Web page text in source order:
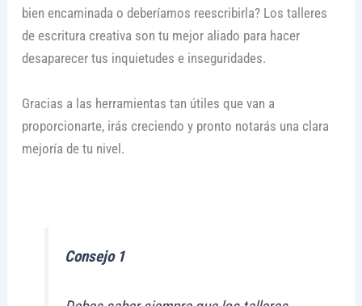
bien encaminada o deberíamos reescribirla? Los talleres
de escritura creativa son tu mejor aliado para hacer
desaparecer tus inquietudes e inseguridades.
Gracias a las herramientas tan útiles que van a
proporcionarte, irás creciendo y pronto notarás una clara
mejoría de tu nivel.
Consejo 1